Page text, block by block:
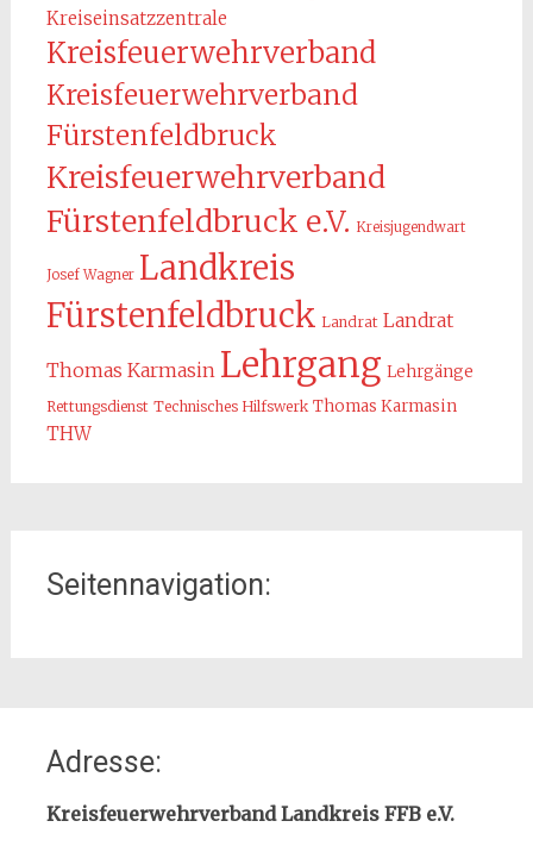
Kreiseinsatzzentrale
Kreisfeuerwehrverband
Kreisfeuerwehrverband
Fürstenfeldbruck
Kreisfeuerwehrverband
Fürstenfeldbruck e.V. Kreisjugendwart
Josef Wagner Landkreis
Fürstenfeldbruck Landrat Landrat
Thomas Karmasin Lehrgang Lehrgänge
Rettungsdienst Technisches Hilfswerk Thomas Karmasin
THW
Seitennavigation:
Organisation
Adresse:
Kreisfeuerwehrverband Landkreis FFB e.V.